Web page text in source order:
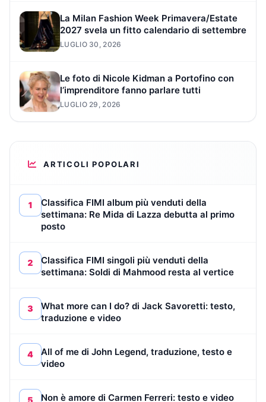
La Milan Fashion Week Primavera/Estate
2027 svela un fitto calendario di settembre
LUGLIO 30, 2026
Le foto di Nicole Kidman a Portofino con
l’imprenditore fanno parlare tutti
LUGLIO 29, 2026
ARTICOLI POPOLARI
1
Classifica FIMI album più venduti della
settimana: Re Mida di Lazza debutta al primo
posto
2
Classifica FIMI singoli più venduti della
settimana: Soldi di Mahmood resta al vertice
3
What more can I do? di Jack Savoretti: testo,
traduzione e video
4
All of me di John Legend, traduzione, testo e
video
Non è amore di Carmen Ferreri: testo e video